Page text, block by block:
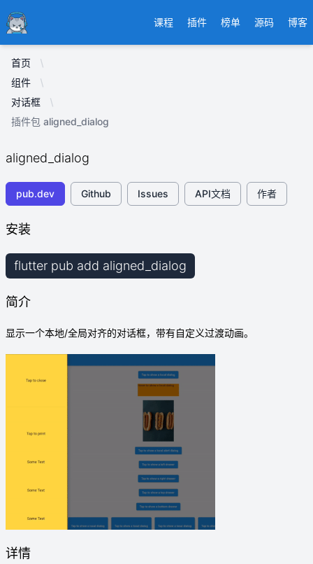
Ducafecat 课程 插件 榜单 源码 博客
首页
组件
对话框
插件包 aligned_dialog
aligned_dialog
pub.dev Github Issues API文档 作者
安装
flutter pub add aligned_dialog
简介
显示一个本地/全局对齐的对话框，带有自定义过渡动画。
详情